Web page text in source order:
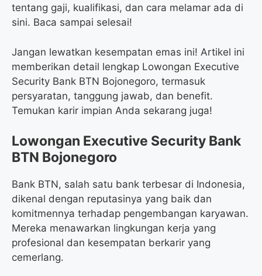
tentang gaji, kualifikasi, dan cara melamar ada di
sini. Baca sampai selesai!
Jangan lewatkan kesempatan emas ini! Artikel ini
memberikan detail lengkap Lowongan Executive
Security Bank BTN Bojonegoro, termasuk
persyaratan, tanggung jawab, dan benefit.
Temukan karir impian Anda sekarang juga!
Lowongan Executive Security Bank
BTN Bojonegoro
Bank BTN, salah satu bank terbesar di Indonesia,
dikenal dengan reputasinya yang baik dan
komitmennya terhadap pengembangan karyawan.
Mereka menawarkan lingkungan kerja yang
profesional dan kesempatan berkarir yang
cemerlang.